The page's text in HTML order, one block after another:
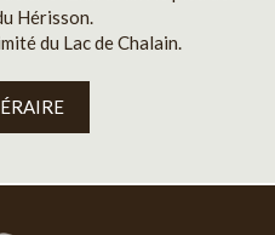
Hérisson.
du Lac de Chalain.